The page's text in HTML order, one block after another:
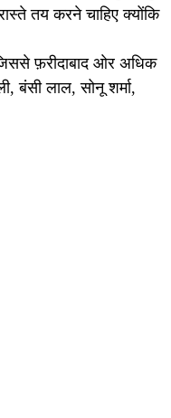
तय करने चाहिए क्योंकि
फ़रीदाबाद ओर अधिक
बंसी लाल, सोनू शर्मा,